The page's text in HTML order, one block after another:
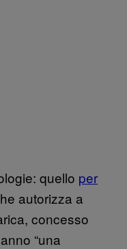
quello per
autorizza a
concesso
“una